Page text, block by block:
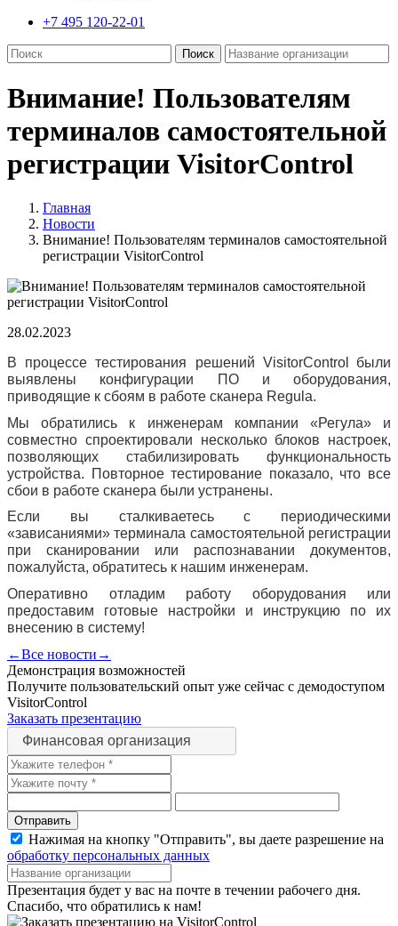
+7 495 120-22-01
Внимание! Пользователям
терминалов самостоятельной
регистрации VisitorControl
Главная
Новости
Внимание! Пользователям терминалов самостоятельной
регистрации VisitorControl
28.02.2023
В процессе тестирования решений VisitorControl
были
выявлены конфигурации ПО и оборудования,
приводящие к сбоям в работе сканера Regula.
Мы обратились к инженерам компании «Регула» и
совместно спроектировали несколько блоков настроек,
позволяющих стабилизировать функциональность
устройства. Повторное тестирование показало, что все
сбои в работе сканера были устранены.
Если вы сталкиваетесь с периодическими
«зависаниями» терминала самостоятельной регистрации
при сканировании или распознавании документов,
пожалуйста, обратитесь к нашим инженерам.
Оперативно отладим работу оборудования или
предоставим готовые настройки и инструкцию по их
внесению в систему!
←Все новости →
Демонстрация возможностей
Получите пользовательский опыт уже сейчас с демодоступом
VisitorControl
Заказать презентацию
Финансовая организация
Отправить
Нажимая на кнопку "Отправить", вы даете разрешение на
обработку персональных данных
Презентация будет у вас на почте в течении рабочего дня.
Спасибо, что обратились к нам!